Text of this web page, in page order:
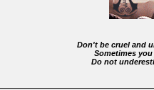
Don't be cruel and
Sometimes
Do not